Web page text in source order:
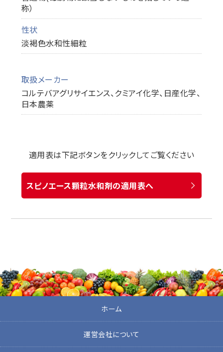
称）
性状
淡褐色水和性細粒
取扱メーカー
コルテバアグリサイエンス、クミアイ化学、日産化学、
日本農薬
適用表は下記ボタンをクリックしてご覧ください
スピノエース顆粒水和剤の適用表へ
ホーム
運営会社について